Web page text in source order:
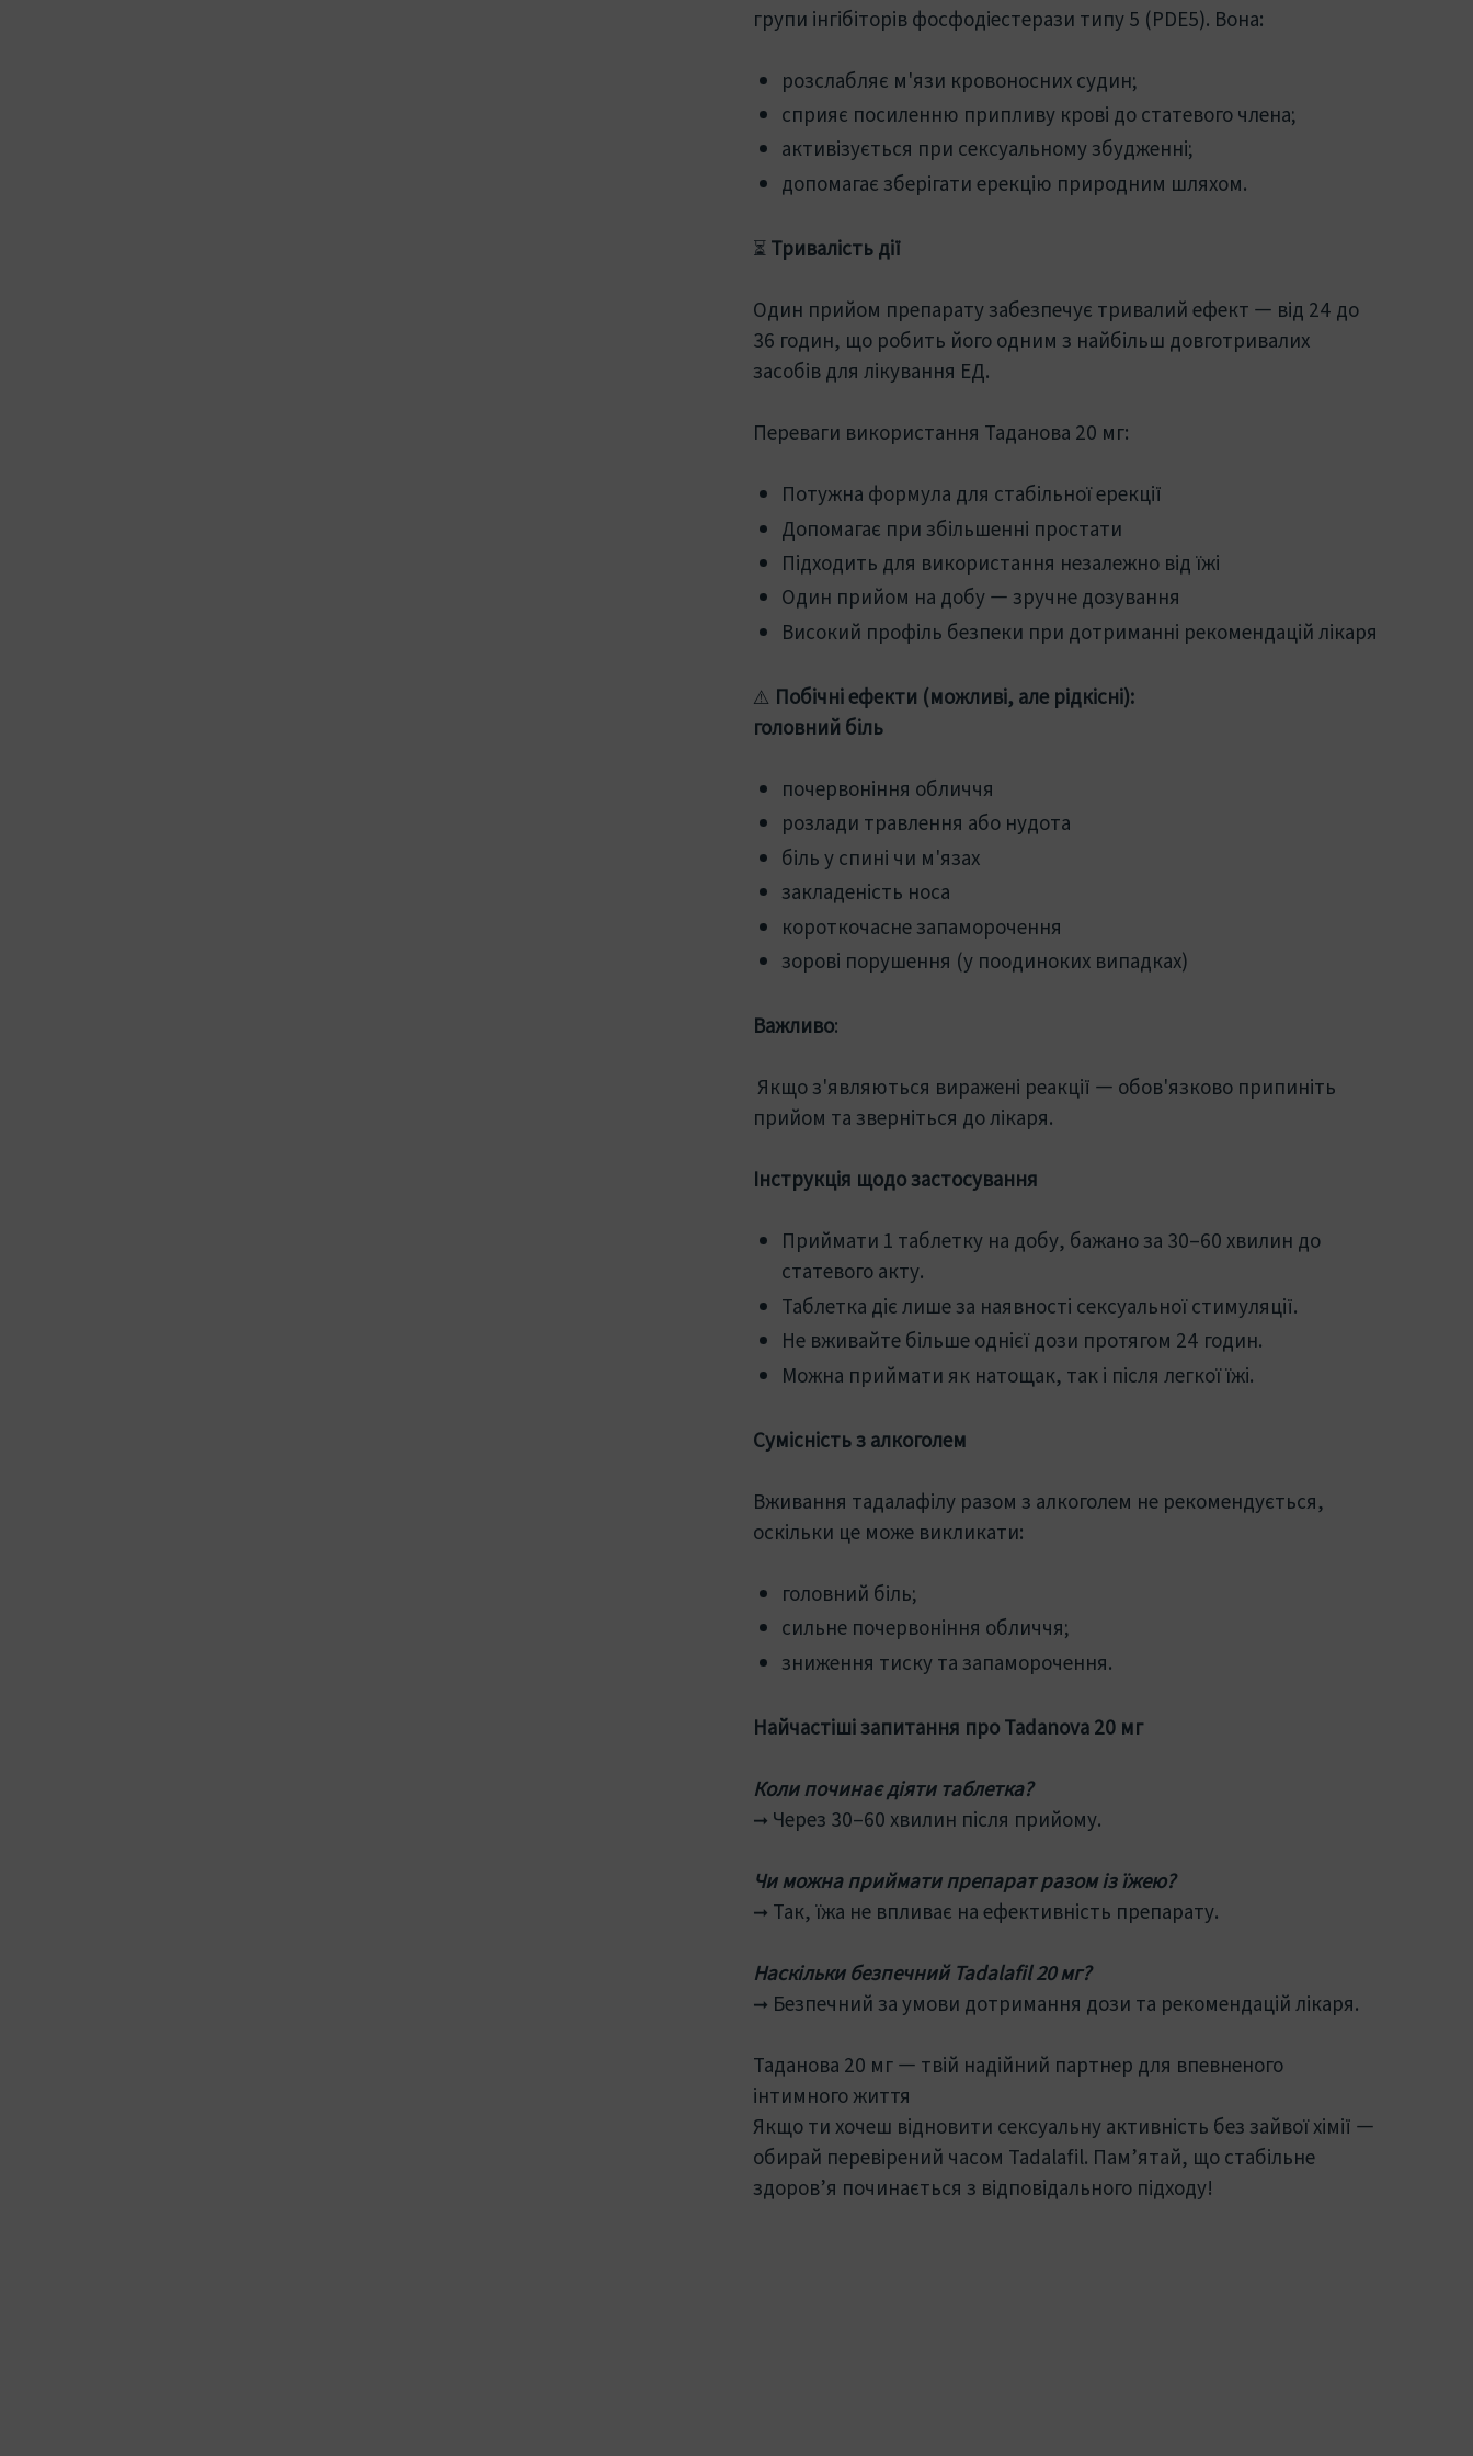
групи інгібіторів фосфодіестерази типу 5 (PDE5). Вона:
розслабляє м'язи кровоносних судин;
сприяє посиленню припливу крові до статевого члена;
активізується при сексуальному збудженні;
допомагає зберігати ерекцію природним шляхом.
⏳ Тривалість дії
Один прийом препарату забезпечує тривалий ефект — від 24 до
36 годин, що робить його одним з найбільш довготривалих
засобів для лікування ЕД.
Переваги використання Таданова 20 мг:
Потужна формула для стабільної ерекції
Допомагає при збільшенні простати
Підходить для використання незалежно від їжі
Один прийом на добу — зручне дозування
Високий профіль безпеки при дотриманні рекомендацій лікаря
⚠️ Побічні ефекти (можливі, але рідкісні):
головний біль
почервоніння обличчя
розлади травлення або нудота
біль у спині чи м'язах
закладеність носа
короткочасне запаморочення
зорові порушення (у поодиноких випадках)
Важливо:
Якщо з'являються виражені реакції — обов'язково припиніть
прийом та зверніться до лікаря.
Інструкція щодо застосування
Приймати 1 таблетку на добу, бажано за 30–60 хвилин до
статевого акту.
Таблетка діє лише за наявності сексуальної стимуляції.
Не вживайте більше однієї дози протягом 24 годин.
Можна приймати як натощак, так і після легкої їжі.
Сумісність з алкоголем
Вживання тадалафілу разом з алкоголем не рекомендується,
оскільки це може викликати:
головний біль;
сильне почервоніння обличчя;
зниження тиску та запаморочення.
Найчастіші запитання про Tadanova 20 мг
Коли починає діяти таблетка?
➞ Через 30–60 хвилин після прийому.
Чи можна приймати препарат разом із їжею?
➞ Так, їжа не впливає на ефективність препарату.
Наскільки безпечний Tadalafil 20 мг?
➞ Безпечний за умови дотримання дози та рекомендацій лікаря.
Таданова 20 мг — твій надійний партнер для впевненого
інтимного життя
Якщо ти хочеш відновити сексуальну активність без зайвої хімії —
обирай перевірений часом Tadalafil. Пам’ятай, що стабільне
здоров’я починається з відповідального підходу!